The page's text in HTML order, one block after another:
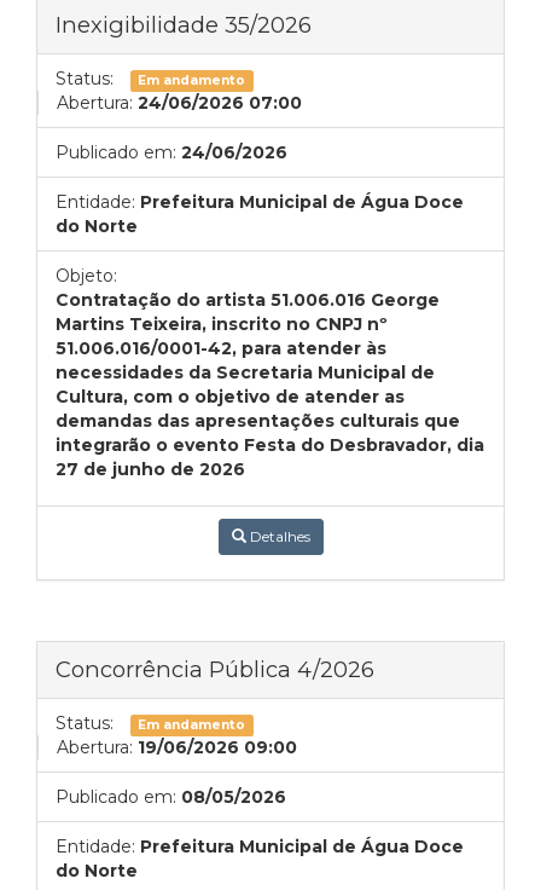
Inexigibilidade 35/2026
Status: Em andamento
Abertura: 24/06/2026 07:00
Publicado em: 24/06/2026
Entidade: Prefeitura Municipal de Água Doce
do Norte
Objeto:
Contratação do artista 51.006.016 George
Martins Teixeira, inscrito no CNPJ nº
51.006.016/0001-42, para atender às
necessidades da Secretaria Municipal de
Cultura, com o objetivo de atender as
demandas das apresentações culturais que
integrarão o evento Festa do Desbravador, dia
27 de junho de 2026
Detalhes
Concorrência Pública 4/2026
Status: Em andamento
Abertura: 19/06/2026 09:00
Publicado em: 08/05/2026
Entidade: Prefeitura Municipal de Água Doce
do Norte